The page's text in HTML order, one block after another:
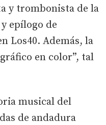
y trombonista de la
epílogo de
Los40. Además, la
en color”, tal
musical del
de andadura